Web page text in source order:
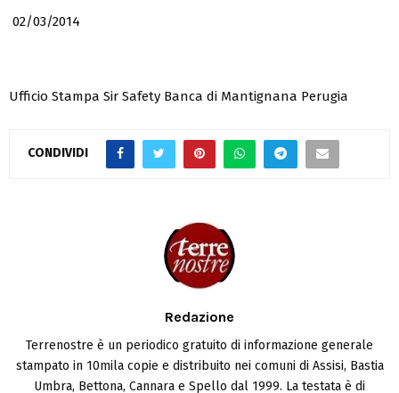
02/03/2014
Ufficio Stampa Sir Safety Banca di Mantignana Perugia
CONDIVIDI
Redazione
Terrenostre è un periodico gratuito di informazione generale
stampato in 10mila copie e distribuito nei comuni di Assisi, Bastia
Umbra, Bettona, Cannara e Spello dal 1999. La testata è di